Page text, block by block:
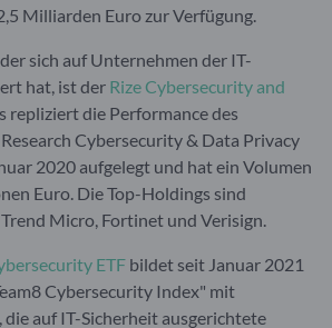
Milliarden Euro zur Verfügung.
sich auf Unternehmen der IT-
hat, ist der Rize Cybersecurity and
repliziert die Performance des
Cybersecurity & Data Privacy
2020 aufgelegt und hat ein Volumen
Euro. Die Top-Holdings sind
Micro, Fortinet und Verisign.
ETF bildet seit Januar 2021
Cybersecurity Index" mit
auf IT-Sicherheit ausgerichtete